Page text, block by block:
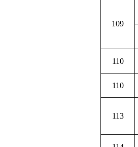
109
110
110
113